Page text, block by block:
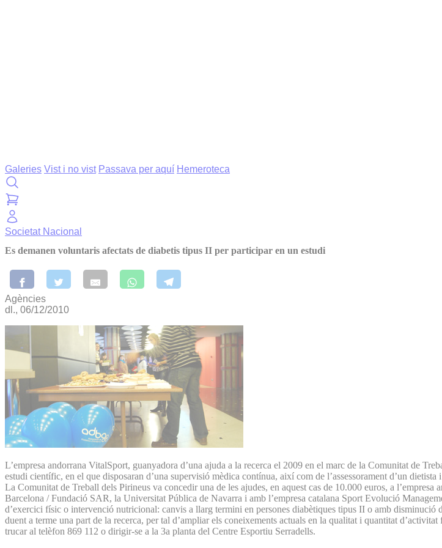
Galeries Vist i no vist Passava per aquí Hemeroteca
Societat Nacional
Es demanen voluntaris afectats de diabetis tipus II per participar en un estudi
Agències
dl., 06/12/2010
L’empresa andorrana VitalSport, guanyadora d’una ajuda a la recerca el 2009 en el marc de la Comunitat de
estudi científic, en el que disposaran d’una supervisió mèdica contínua, així com de l’assessorament d’un dietista
La Comunitat de Treball dels Pirineus va concedir una de les ajudes, en aquest cas de 10.000 euros, a
Barcelona / Fundació SAR, la Universitat Pública de Navarra i amb l’empresa catalana Sport Evolució
d’exercici físic o intervenció nutricional: canvis a llarg termini en persones diabètiques tipus II o amb
duent a terme una part de la recerca, per tal d’ampliar els coneixements actuals en la qualitat i quantitat
trucar al telèfon 869 112 o dirigir-se a la 3a planta del Centre Esportiu Serradells.